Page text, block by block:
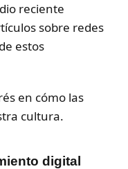
reciente
sobre redes
estos
en cómo las
cultura.
digital